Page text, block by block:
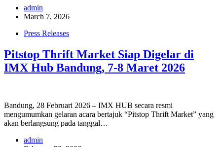
admin
March 7, 2026
Press Releases
Pitstop Thrift Market Siap Digelar di
IMX Hub Bandung, 7-8 Maret 2026
Bandung, 28 Februari 2026 – IMX HUB secara resmi
mengumumkan gelaran acara bertajuk “Pitstop Thrift Market” yang
akan berlangsung pada tanggal…
admin